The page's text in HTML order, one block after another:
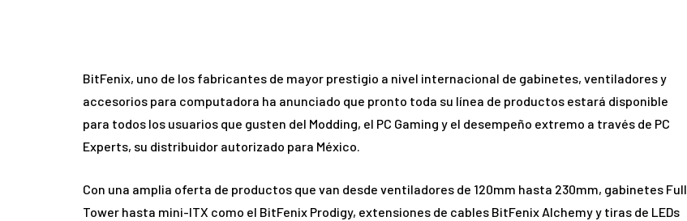
BitFenix, uno de los fabricantes de mayor prestigio a nivel internacional de gabinetes, ventiladores y
accesorios para computadora ha anunciado que pronto toda su línea de productos estará disponible
para todos los usuarios que gusten del Modding, el PC Gaming y el desempeño extremo a través de PC
Experts, su distribuidor autorizado para México.
Con una amplia oferta de productos que van desde ventiladores de 120mm hasta 230mm, gabinetes Full
Tower hasta mini-ITX como el BitFenix Prodigy, extensiones de cables BitFenix Alchemy y tiras de LEDs